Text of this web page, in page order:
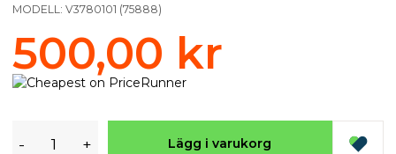
MODELL: V3780101 (75888)
500,00 kr
- + Lägg i varukorg